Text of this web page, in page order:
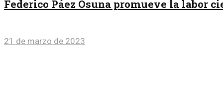
Federico Páez Osuna promueve la labor
21 de marzo de 2023